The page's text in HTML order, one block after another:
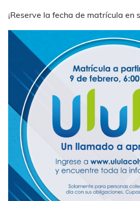
¡Reserve la fecha de matrícula en